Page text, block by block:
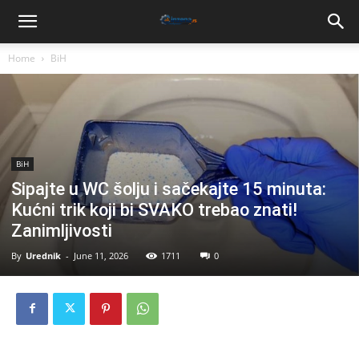
Home BiH
BiH
Sipajte u WC šolju i sačekajte 15 minuta:
Kućni trik koji bi SVAKO trebao znati!
Zanimljivosti
By Urednik - June 11, 2026 1711 0